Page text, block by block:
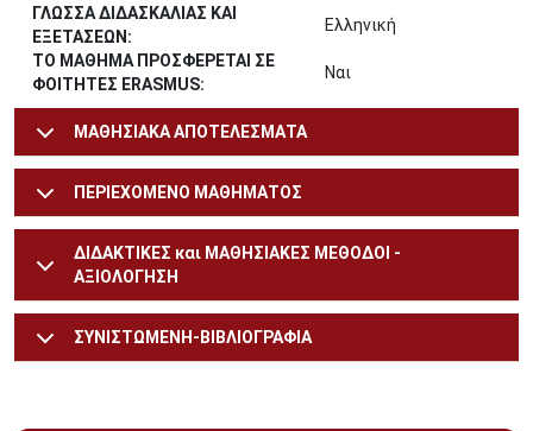
ΓΛΩΣΣΑ ΔΙΔΑΣΚΑΛΙΑΣ ΚΑΙ
ΕΞΕΤΑΣΕΩΝ:
Ελληνική
ΤΟ ΜΑΘΗΜΑ ΠΡΟΣΦΕΡΕΤΑΙ ΣΕ
ΦΟΙΤΗΤΕΣ ERASMUS:
Ναι
ΜΑΘΗΣΙΑΚΑ ΑΠΟΤΕΛΕΣΜΑΤΑ
ΠΕΡΙΕΧΟΜΕΝΟ ΜΑΘΗΜΑΤΟΣ
ΔΙΔΑΚΤΙΚΕΣ και ΜΑΘΗΣΙΑΚΕΣ ΜΕΘΟΔΟΙ -
ΑΞΙΟΛΟΓΗΣΗ
ΣΥΝΙΣΤΩΜΕΝΗ-ΒΙΒΛΙΟΓΡΑΦΙΑ